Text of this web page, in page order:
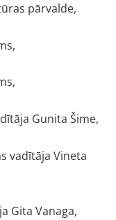
pārvalde,
Gunita Šime,
vadītāja Vineta
Gita Vanaga,